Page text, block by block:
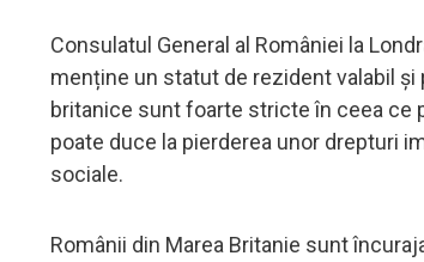
Consulatul General al României la
menține un statut de rezident valabil
britanice sunt foarte stricte în ceea ce
poate duce la pierderea unor drepturi
sociale.
Românii din Marea Britanie sunt